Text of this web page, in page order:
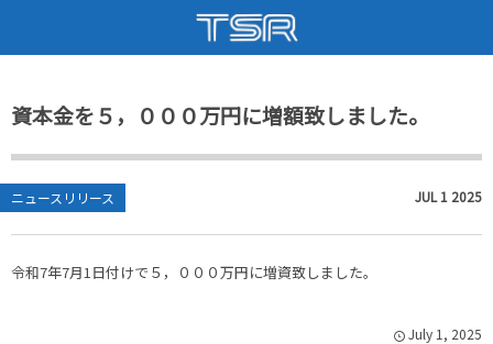
資本金を５，０００万円に増額致しました。
ニュースリリース JUL 1 2025
令和7年7月1日付けで５，０００万円に増資致しました。
July 1 , 2025
会社概要
会社アクセス
インターンシップ
社員の声